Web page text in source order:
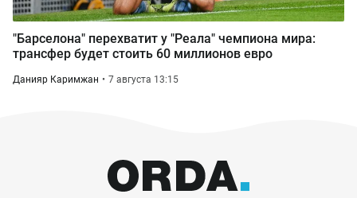
"Барселона" перехватит у "Реала" чемпиона мира:
трансфер будет стоить 60 миллионов евро
Данияр Каримжан 7 августа 13:15